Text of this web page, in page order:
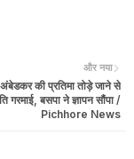
और नया
अंबेडकर की प्रतिमा तोड़े जाने से
गरमाई, बसपा ने ज्ञापन सौंपा /
Pichhore News